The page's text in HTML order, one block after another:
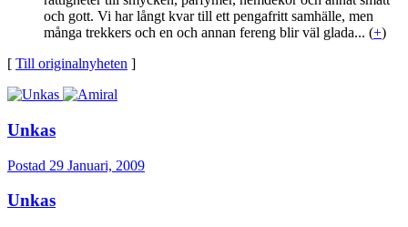
och gott. Vi har långt kvar till ett pengafritt samhälle, men
många trekkers och en och annan fereng blir väl glada... (+)
[ Till originalnyheten ]
Unkas
Postad 29 Januari, 2009
Unkas